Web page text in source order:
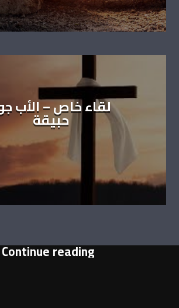
لقاء خاص – الأب
حبيقة
Continue reading